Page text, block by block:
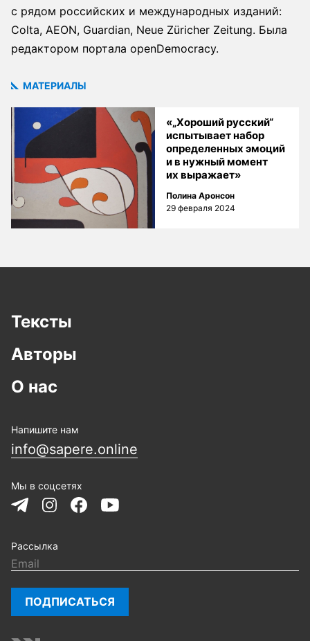
с рядом российских и международных изданий:
Colta, AEON, Guardian, Neue Züricher Zeitung. Была
редактором портала openDemocracy.
МАТЕРИАЛЫ
«„Хороший русский“
испытывает набор
определенных эмоций
и в нужный момент
их выражает»
Полина Аронсон
29 февраля 2024
Тексты
Авторы
О нас
Напишите нам
info@sapere.online
Мы в соцсетях
Рассылка
ПОДПИСАТЬСЯ